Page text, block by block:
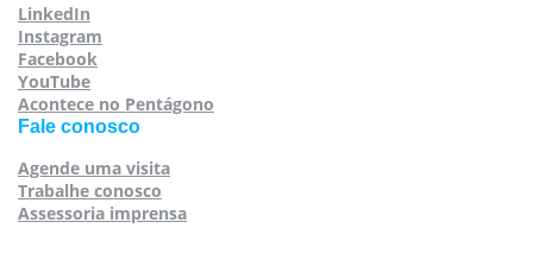
LinkedIn
Instagram
Facebook
YouTube
Acontece no Pentágono
Fale conosco
Agende uma visita
Trabalhe conosco
Assessoria imprensa